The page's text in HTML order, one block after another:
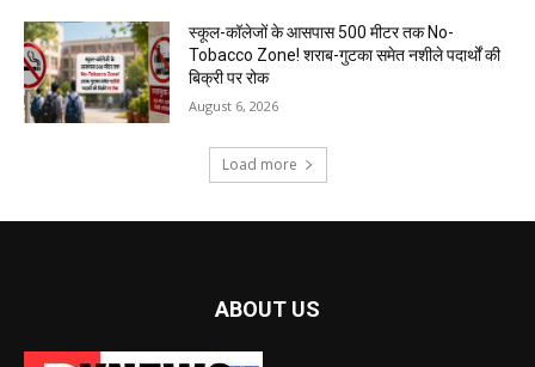
स्कूल-कॉलेजों के आसपास 500 मीटर तक No-
Tobacco Zone! शराब-गुटका समेत नशीले पदार्थों की
बिक्री पर रोक
August 6, 2026
Load more
ABOUT US